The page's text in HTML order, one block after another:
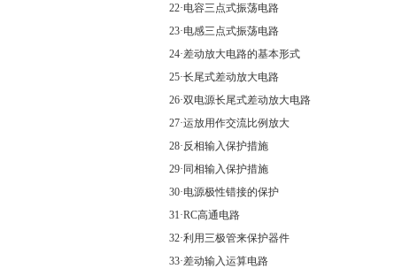
22·电容三点式振荡电路
23·电感三点式振荡电路
24·差动放大电路的基本形式
25·长尾式差动放大电路
26·双电源长尾式差动放大电路
27·运放用作交流比例放大
28·反相输入保护措施
29·同相输入保护措施
30·电源极性错接的保护
31·RC高通电路
32·利用三极管来保护器件
33·差动输入运算电路